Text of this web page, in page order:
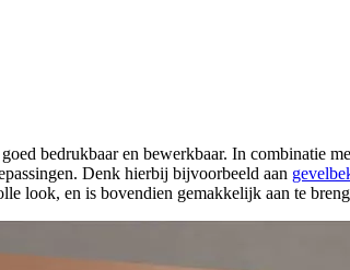
bedrukbaar en bewerkbaar. In combinatie
Denk hierbij bijvoorbeeld aan
look, en is bovendien gemakkelijk aan te